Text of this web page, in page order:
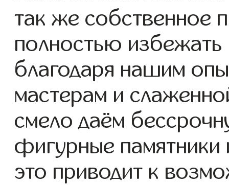
так же собственное
полностью
благодаря нашим
мастерам и
смело даём
фигурные памятники
это приводит к